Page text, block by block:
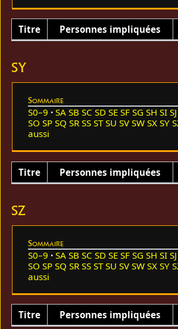
Titre Personnes impliquées
SY
Sommaire
S0–9 SA SB SC SD SE SF SG SH SI SJ
SO SP SQ SR SS ST SU SV SW SX SY
aussi
Titre Personnes impliquées
SZ
Sommaire
S0–9 SA SB SC SD SE SF SG SH SI SJ
SO SP SQ SR SS ST SU SV SW SX SY
aussi
Titre Personnes impliquées